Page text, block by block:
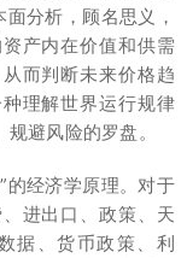
分析，顾名思义，
产内在价值和供需
而判断未来价格趋
理解世界运行规律
避风险的罗盘。
的经济学原理。对于
进出口、政策、天
据、货币政策、利